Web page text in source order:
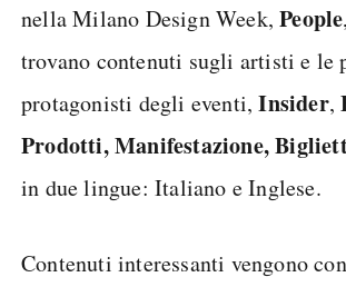
nella Milano Design Week,People
trovano contenuti sugli artisti e le
protagonisti degli eventi,Insider,
Prodotti, Manifestazione,
in due lingue: Italiano e Inglese.
Contenuti interessanti vengono